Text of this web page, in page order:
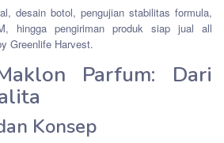
desain botol, pengujian stabilitas formula,
hingga pengiriman produk siap jual all
Greenlife Harvest.
Parfum: Dari
Konsep